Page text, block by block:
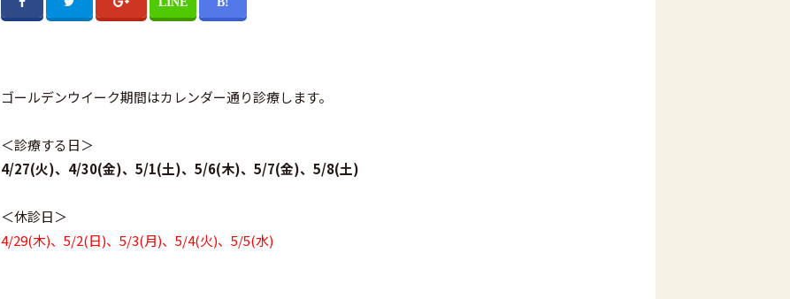
ゴールデンウイーク期間はカレンダー通り診療します。
＜診療する日＞
4/27(火)、4/30(金)、5/1(土)、5/6(木)、5/7(金)、5/8(土)
＜休診日＞
4/29(木)、5/2(日)、5/3(月)、5/4(火)、5/5(水)